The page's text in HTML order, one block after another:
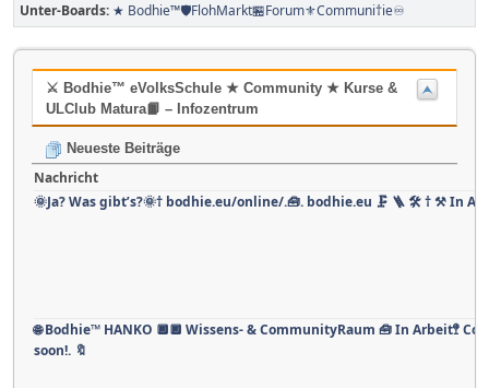
Unter-Boards ★ Bodhie™🛡️FlohMarkt🏪Forum⚜️Communi†ie♾️
⚔ Bodhie™ eVolksSchule ★ Community ★ Kurse &
ULClub Matura📙 – Infozentrum
Neueste Beiträge
Nachricht
🌞Ja? Was gibt’s?🌞† bodhie.eu/online/.🧰. bodhie.eu 🗜 🪜 🛠 † ⚒ In
🌐 Bodhie™ HANKO 🔲🔲 Wissens- & CommunityRaum 🧰 In Arbeit🚏
soon!. 🔖